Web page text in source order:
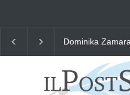
Dominika Zamara: